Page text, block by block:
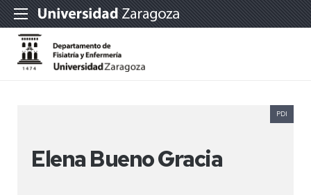
Elena Bueno Gracia
PDI